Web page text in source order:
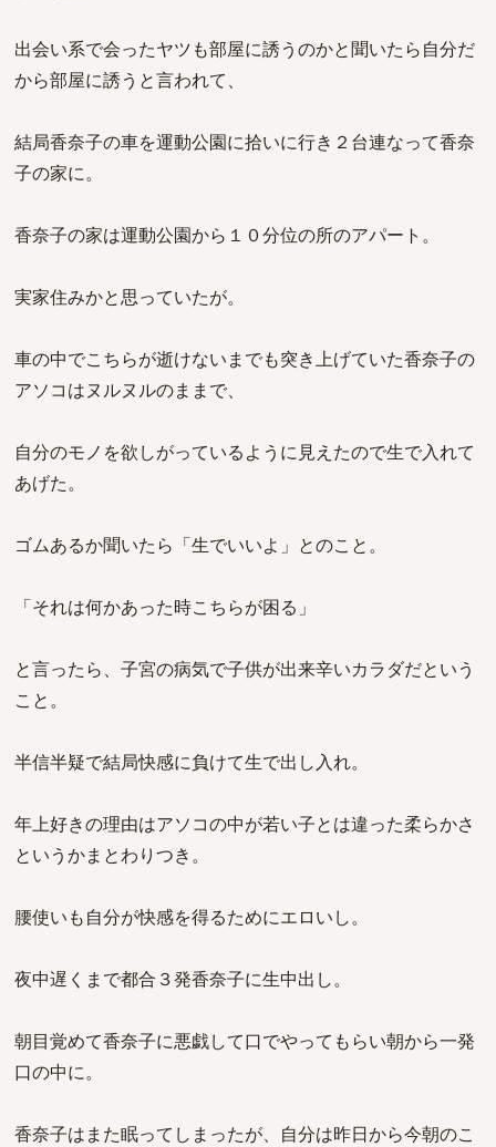
出会い系で会ったヤツも部屋に誘うのかと聞いたら自分だ
から部屋に誘うと言われて、
結局香奈子の車を運動公園に拾いに行き２台連なって香奈
子の家に。
香奈子の家は運動公園から１０分位の所のアパート。
実家住みかと思っていたが。
車の中でこちらが逝けないまでも突き上げていた香奈子の
アソコはヌルヌルのままで、
自分のモノを欲しがっているように見えたので生で入れて
あげた。
ゴムあるか聞いたら「生でいいよ」とのこと。
「それは何かあった時こちらが困る」
と言ったら、子宮の病気で子供が出来辛いカラダだという
こと。
半信半疑で結局快感に負けて生で出し入れ。
年上好きの理由はアソコの中が若い子とは違った柔らかさ
というかまとわりつき。
腰使いも自分が快感を得るためにエロいし。
夜中遅くまで都合３発香奈子に生中出し。
朝目覚めて香奈子に悪戯して口でやってもらい朝から一発
口の中に。
香奈子はまた眠ってしまったが、自分は昨日から今朝のこ